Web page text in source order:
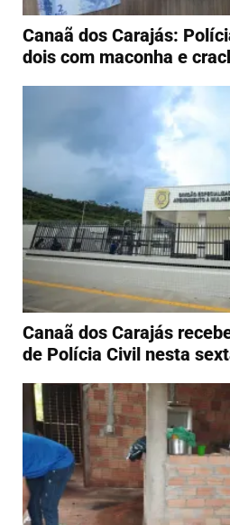
Canaã dos Carajás:
dois com maconha e
Canaã dos Carajás
de Polícia Civil nesta